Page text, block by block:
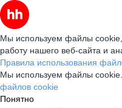
Мы используем файлы
работу нашего веб-сайта и
Правила использования
Мы используем файлы cookie.
файлов cookie
Понятно